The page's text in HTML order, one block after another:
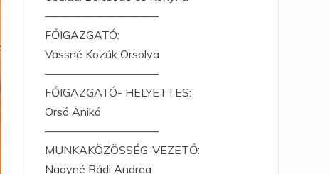
——————————
FŐIGAZGATÓ:
Vassné Kozák Orsolya
——————————
FŐIGAZGATÓ- HELYETTES:
Orsó Anikó
——————————
MUNKAKÖZÖSSÉG-VEZETŐ:
Nagyné Rádi Andrea